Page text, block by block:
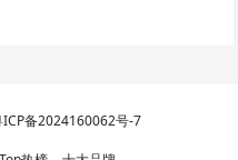
ICP备2024160062号-7